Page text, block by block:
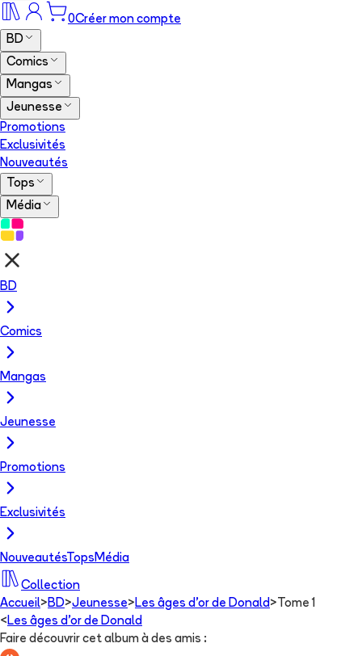
0Créer mon compte
BD
Comics
Mangas
Jeunesse
Promotions
Exclusivités
Nouveautés
Tops
Média
BD
Comics
Mangas
Jeunesse
Promotions
Exclusivités
NouveautésTops Média
Collection
Accueil> BD>Jeunesse> Les âges d'or de Donald > Tome 1
< Les âges d'or de Donald
Faire découvrir cet album à des amis :